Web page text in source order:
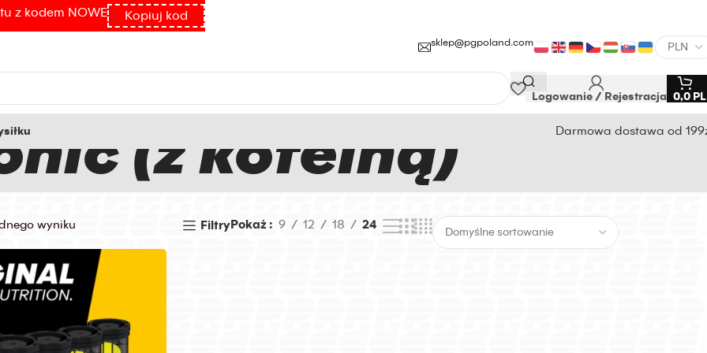
sklep@pgpoland.com
Logowanie / Rejestracja 0,0
Darmowa dostawa od
(z kofeiną)
wyniku Filtry Pokaż 9 12 18 24
z kodem NOWE Kopiuj kod